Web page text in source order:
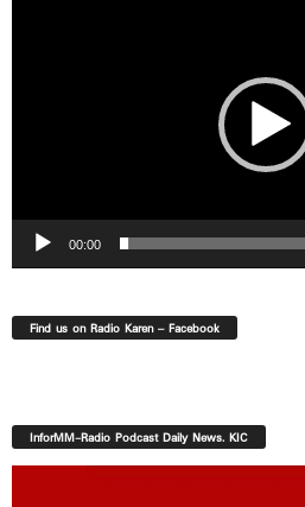
00:00
Find us on Radio Karen – Facebook
InforMM-Radio Podcast Daily News. KIC